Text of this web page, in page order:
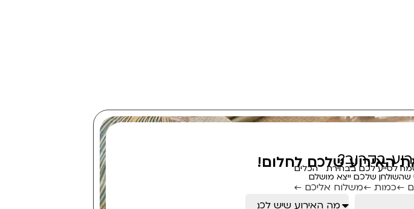
בקרוב?
האירוע שלכם לחלום!
לסייע לכם בבחירת הכלים
שלכם ייצא מושלם
←כמות ←משלוח אליכם ←